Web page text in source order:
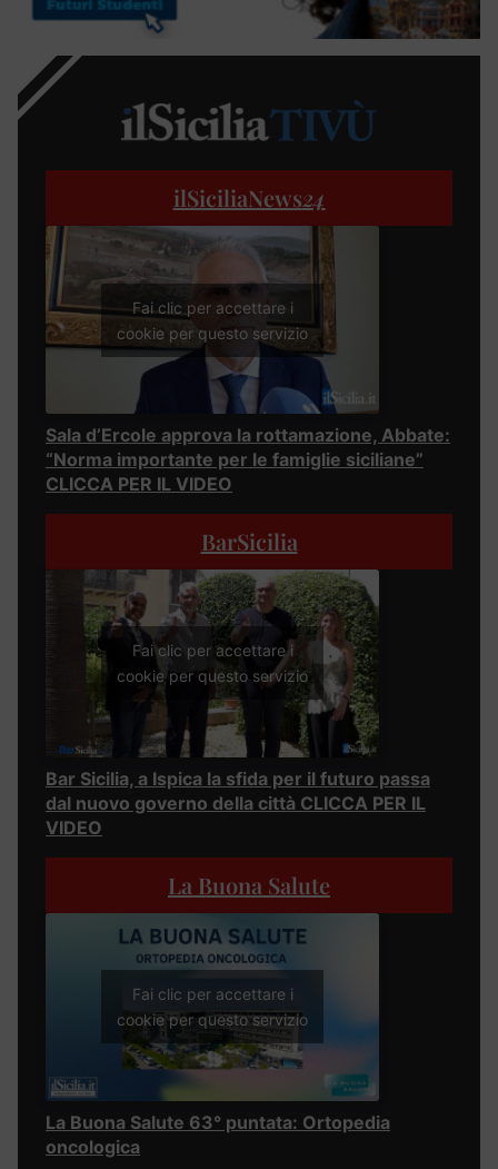
ilSiciliaNews24
Fai clic per accettare i
cookie per questo servizio
Sala d’Ercole approva la rottamazione, Abbate:
“Norma importante per le famiglie siciliane”
CLICCA PER IL VIDEO
BarSicilia
Fai clic per accettare i
cookie per questo servizio
Bar Sicilia, a Ispica la sfida per il futuro passa
dal nuovo governo della città CLICCA PER IL
VIDEO
La Buona Salute
Fai clic per accettare i
cookie per questo servizio
La Buona Salute 63° puntata: Ortopedia
oncologica